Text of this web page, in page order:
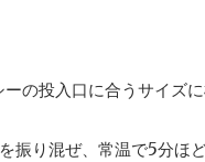
の投入口に合うサイズ
振り混ぜ、常温で5分ほ